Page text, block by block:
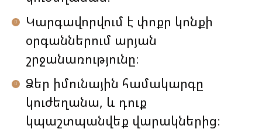
Կարգավորվում է փոքր կոնքի
օրգաններում արյան
շրջանառությունը։
Ձեր իմունային համակարգը
կուժեղանա, և դուք
կպաշտպանվեք վարակներից։